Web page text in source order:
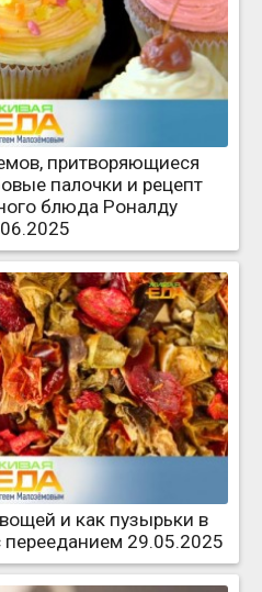
притворяющиеся
палочки и рецепт
блюда Роналду
и как пузырьки в
29.05.2025